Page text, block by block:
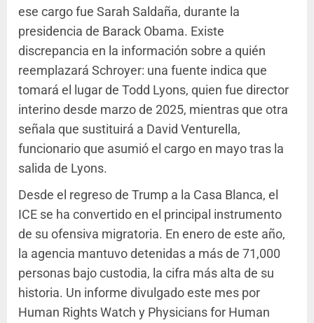
ese cargo fue Sarah Saldaña, durante la
presidencia de Barack Obama. Existe
discrepancia en la información sobre a quién
reemplazará Schroyer: una fuente indica que
tomará el lugar de Todd Lyons, quien fue director
interino desde marzo de 2025, mientras que otra
señala que sustituirá a David Venturella,
funcionario que asumió el cargo en mayo tras la
salida de Lyons.
Desde el regreso de Trump a la Casa Blanca, el
ICE se ha convertido en el principal instrumento
de su ofensiva migratoria. En enero de este año,
la agencia mantuvo detenidas a más de 71,000
personas bajo custodia, la cifra más alta de su
historia. Un informe divulgado este mes por
Human Rights Watch y Physicians for Human